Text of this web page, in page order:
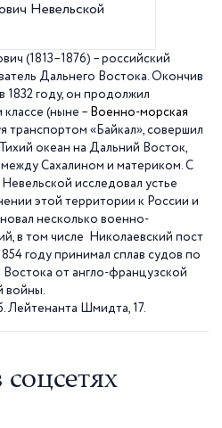
Невельской
(1813–1876) – российский
Дальнего Востока. Окончив
в 1832 году, он продолжил
(ныне – Военно-морская
транспортом «Байкал», совершил
океан на Дальний Восток,
Сахалином и материком. С
исследовал устье
этой территории к России и
несколько военно-
в том числе
Николаевский пост
году принимал сплав судов по
от англо-французской
войны.
Лейтенанта Шмидта, 17.